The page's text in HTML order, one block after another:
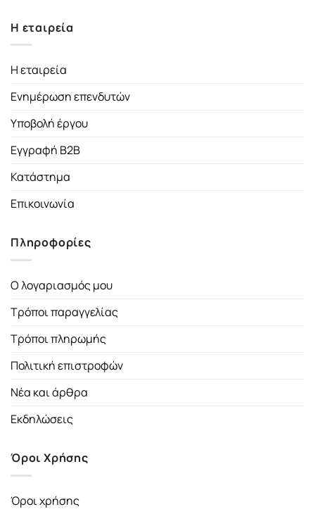
Η εταιρεία
Η εταιρεία
Ενημέρωση επενδυτών
Υποβολή έργου
Εγγραφή B2B
Κατάστημα
Επικοινωνία
Πληροφορίες
Ο λογαριασμός μου
Τρόποι παραγγελίας
Τρόποι πληρωμής
Πολιτική επιστροφών
Νέα και άρθρα
Εκδηλώσεις
Όροι Χρήσης
Όροι χρήσης